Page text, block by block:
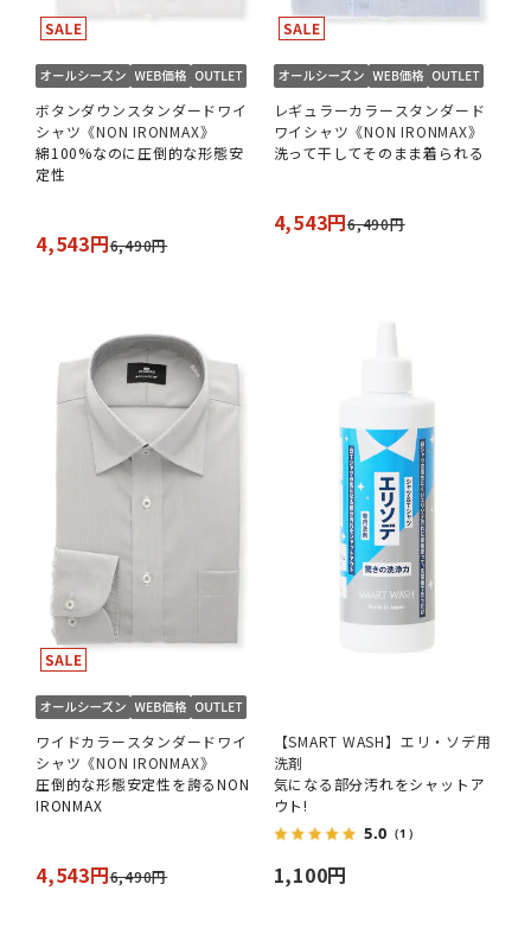
ボタンダウンスタンダードワイ
シャツ《NON IRONMAX》
綿100%なのに圧倒的な形態安
定性
4,543円6,490円
レギュラーカラースタンダード
ワイシャツ《NON IRONMAX》
洗って干してそのまま着られる
4,543円6,490円
ワイドカラースタンダードワイ
シャツ《NON IRONMAX》
圧倒的な形態安定性を誇るNON
IRONMAX
4,543円6,490円
【SMART WASH】エリ・ソデ用
洗剤
気になる部分汚れをシャットア
ウト!
5.0 （1）
1,100円